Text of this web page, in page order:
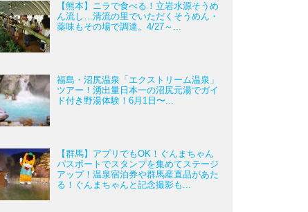
【熊本】ニラで食べる！立岩水源そうめ
ん流し…清流の里でいただくそうめん・
薬味もその場で調達。4/27～...
福島・沼尻温泉「エクストリーム温泉」
ツアー！湧出量日本一の沼尻元湯でガイ
ド付き野湯体験！6月1日〜...
【群馬】アプリでもOK！ぐんまちゃん
パスポートでスタンプを集めてステージ
アップ！温泉宿泊券や群馬産直品があた
る！ぐんまちゃんと記念撮影も...